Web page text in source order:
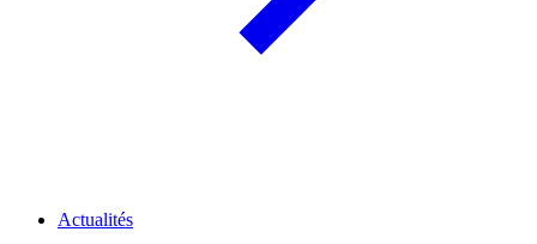
Actualités